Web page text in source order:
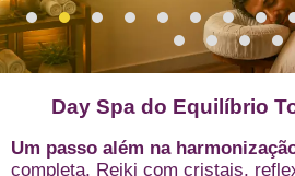
Day Spa do Equilíbrio
Um passo além na
completa, Reiki com cristais,